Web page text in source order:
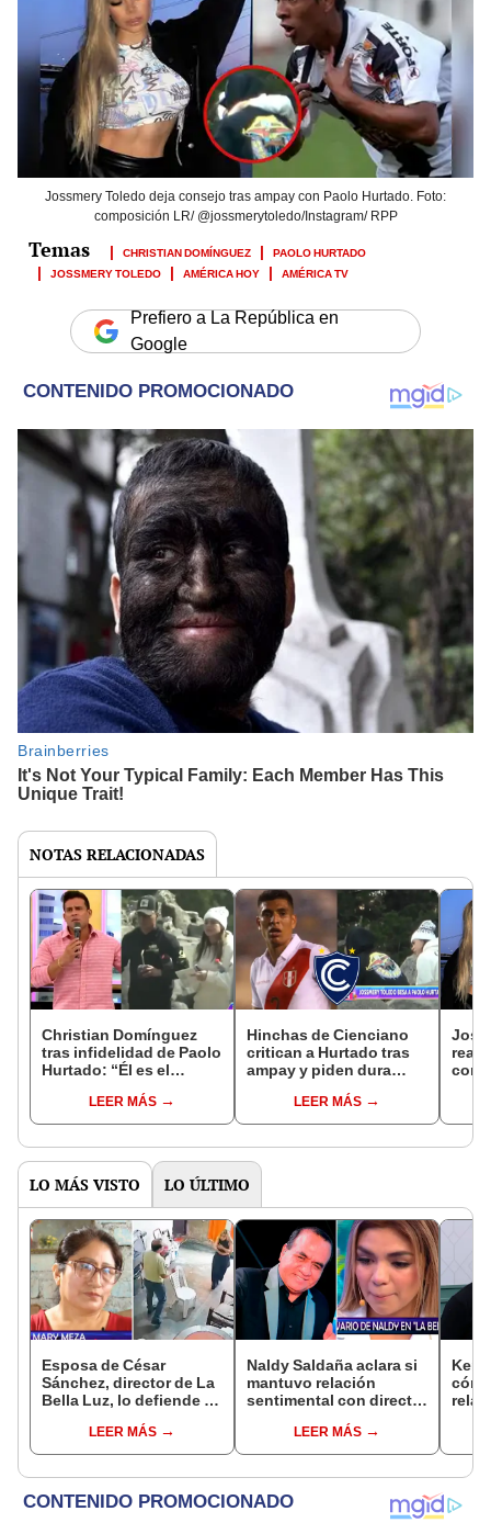
Jossmery Toledo deja consejo tras ampay con Paolo Hurtado. Foto:
composición LR/ @jossmerytoledo/Instagram/ RPP
CHRISTIAN DOMÍNGUEZ
PAOLO HURTADO
JOSSMERY TOLEDO
AMÉRICA HOY AMÉRICA TV
Prefiero a La República en
Google
NOTAS RELACIONADAS
Christian Domínguez
tras infidelidad de Paolo
Hurtado: “Él es el
LEER MÁS
Hinchas de Cienciano
critican a Hurtado tras
ampay y piden dura
equipo”LEER MÁS
con
LO MÁS VISTO LO ÚLTIMO
Esposa de César
Sánchez, director de La
Bella Luz, lo defiende y
relación clandestina
con Naldy Saldaña:
LEER MÁS
Naldy Saldaña aclara si
mantuvo relación
sentimental con director
denunciarlo por
tocamientos: “Me
LEER MÁS